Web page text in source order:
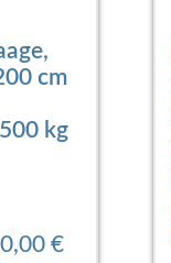
cm
kg
€